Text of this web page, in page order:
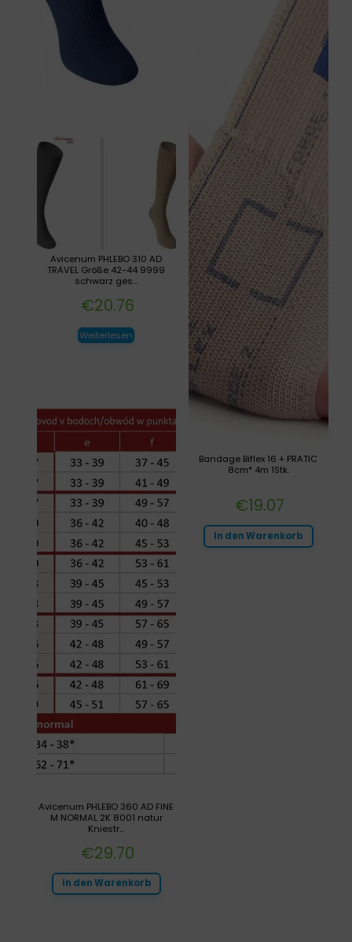
Bandage Biflex 16 + PRATIC
8cm* 4m 1Stk.
€19.07
In den Warenkorb
Avicenum PHLEBO 310 AD
TRAVEL Größe 42-44 9999
schwarz ges...
€20.76
Weiterlesen
Avicenum PHLEBO 360 AD FINE
M NORMAL 2K 8001 natur
Kniestr...
€29.70
In den Warenkorb